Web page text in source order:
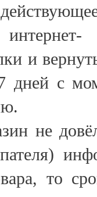
и
дней с
не
то